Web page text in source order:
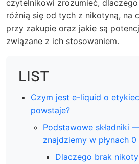
czytelnikowi zrozumieć,
różnią się od tych z nikotyną, na
przy zakupie oraz jakie są
związane z ich stosowaniem.
LIST
Czym jest e-liquid o
powstaje?
Podstawowe składniki
znajdziemy w płynach 0
Dlaczego brak